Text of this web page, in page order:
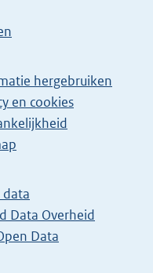
hergebruiken
en cookies
data
Data Overheid
Data